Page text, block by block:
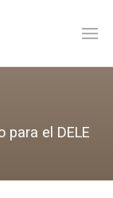
para el DELE